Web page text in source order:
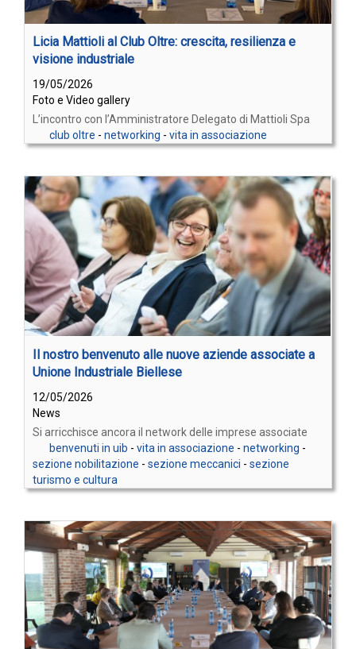
Licia Mattioli al Club Oltre: crescita, resilienza e
visione industriale
19/05/2026
Foto e Video gallery
L’incontro con l’Amministratore Delegato di Mattioli Spa
club oltre - networking - vita in associazione
Il nostro benvenuto alle nuove aziende associate a
Unione Industriale Biellese
12/05/2026
News
Si arricchisce ancora il network delle imprese associate
benvenuti in uib - vita in associazione - networking -
sezione nobilitazione - sezione meccanici - sezione
turismo e cultura